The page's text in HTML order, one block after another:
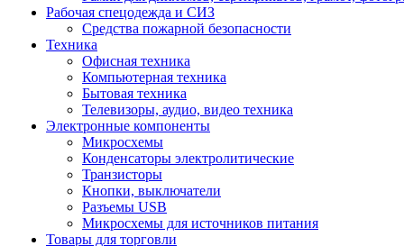
Рабочая спецодежда и СИЗ
Средства пожарной безопасности
Техника
Офисная техника
Компьютерная техника
Бытовая техника
Телевизоры, аудио, видео техника
Электронные компоненты
Микросхемы
Конденсаторы электролитические
Транзисторы
Кнопки, выключатели
Разъемы USB
Микросхемы для источников питания
Товары для торговли